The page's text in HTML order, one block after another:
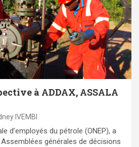
à ADDAX, ASSALA
IVEMBI
d’employés du pétrole (ONEP), a
générales de décisions